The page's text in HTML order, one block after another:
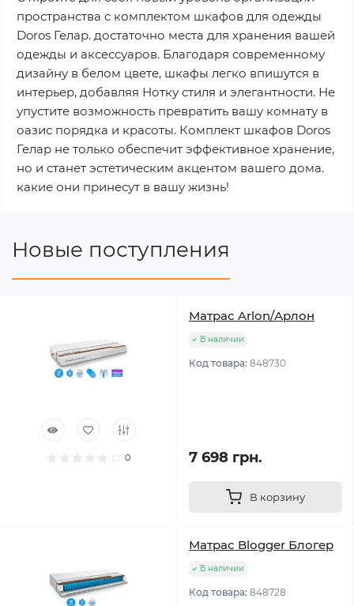
пространства с комплектом шкафов для одежды
Doros Гелар. достаточно места для хранения вашей
одежды и аксессуаров. Благодаря современному
дизайну в белом цвете, шкафы легко впишутся в
интерьер, добавляя Нотку стиля и элегантности. Не
упустите возможность превратить вашу комнату в
оазис порядка и красоты. Комплект шкафов Doros
Гелар не только обеспечит эффективное хранение,
но и станет эстетическим акцентом вашего дома.
какие они принесут в вашу жизнь!
Новые поступления
0
Матрас Arlon/Арлон
В наличии
Код товара: 848730
7 698 грн.
В корзину
Матрас Blogger Блогер
В наличии
Код товара: 848728